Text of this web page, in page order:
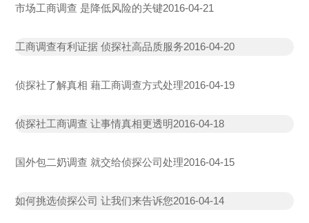
市场工商调查 是降低风险的关键2016-04-21
工商调查有利证据 侦探社高品质服务2016-04-20
侦探社了解真相 藉工商调查方式处理2016-04-19
侦探社工商调查 让事情真相更透明2016-04-18
国外包二奶调查 就交给侦探公司处理2016-04-15
如何挑选侦探公司 让我们来告诉您2016-04-14